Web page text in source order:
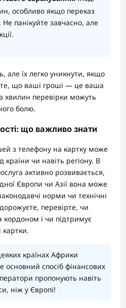
особливо якщо переказ
панікуйте завчасно, але
але їх легко уникнути, якщо
що ваші гроші — це ваша
хвилин перевірки можуть
болю.
що важливо знати
з телефону на картку може
країни чи навіть регіону. В
активно розвивається,
Європи чи Азії вона може
норми чи технічні
перевірте, чи
і чи підтримує
країнах Африки
основний спосіб фінансових
пропонують навіть
ніж у Європі!